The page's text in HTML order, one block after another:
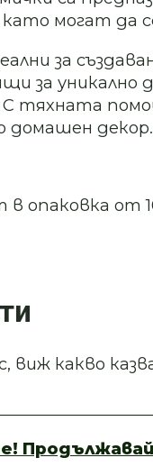
като могат да
за
за уникално
С тяхната
домашен декор.
опаковка от
виж какво